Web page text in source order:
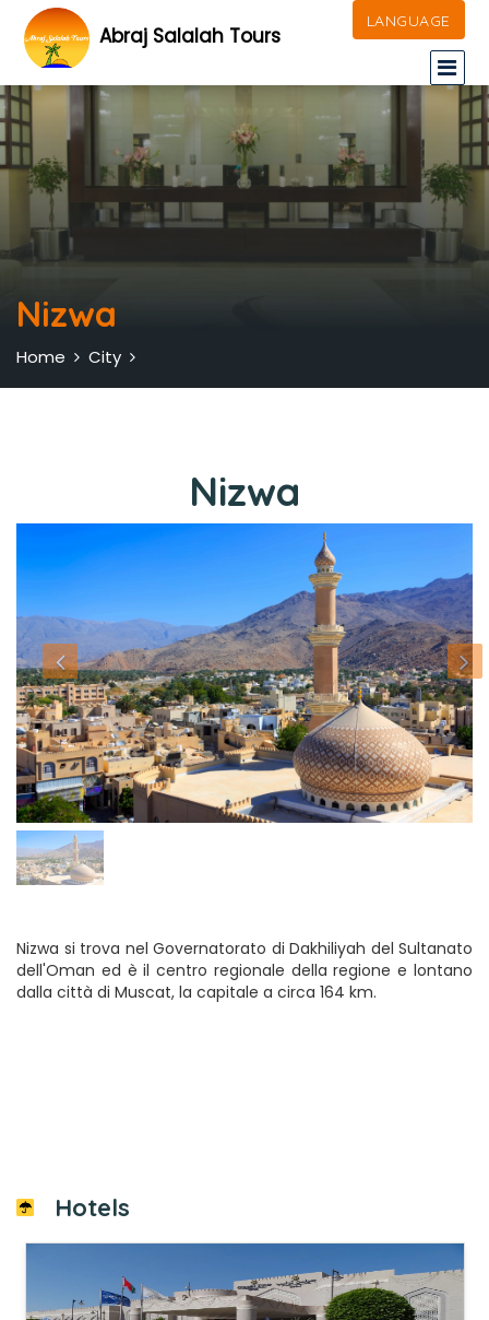
Abraj Salalah Tours
LANGUAGE
Nizwa
Home City
Nizwa
Nizwa si trova nel Governatorato di Dakhiliyah del Sultanato
dell'Oman ed è il centro regionale della regione e lontano
dalla città di Muscat, la capitale a circa 164 km.
Hotels